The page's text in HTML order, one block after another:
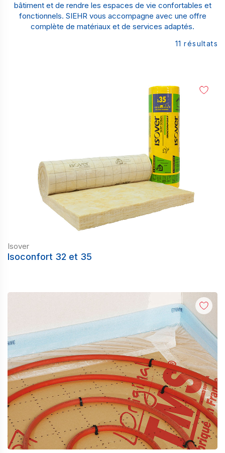
bâtiment et de rendre les espaces de vie confortables et
fonctionnels. SIEHR vous accompagne avec une offre
complète de matériaux et de services adaptés.
11 résultats
Isover
Isoconfort 32 et 35